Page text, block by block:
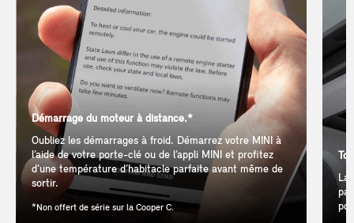
Démarrage du moteur à distance.*
Oubliez les démarrages à froid. Démarrez votre MINI à
l’aide de votre porte-clé ou de l’appli MINI et profitez
d’une température d’habitacle parfaite avant même de
sortir.
*Non offert de série sur la Cooper C.